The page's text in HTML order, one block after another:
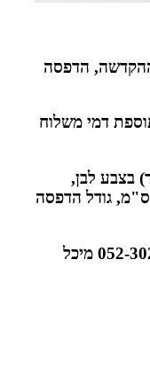
הדפסה
דמי משלוח
בצבע לבן,
ס"מ, גודל הדפסה
לפרטים והזמנות חייגו אליי 052-3021029 מיכל